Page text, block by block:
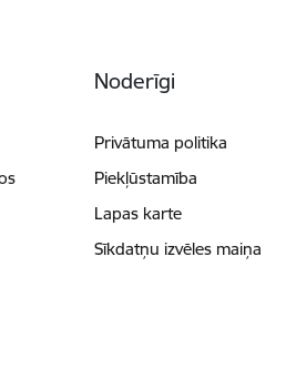
Noderīgi
Privātuma politika
Piekļūstamība
Lapas karte
Sīkdatņu izvēles maiņa